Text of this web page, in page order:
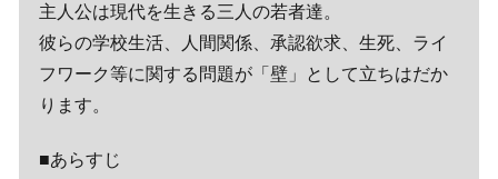
主人公は現代を生きる三人の若者達。
彼らの学校生活、人間関係、承認欲求、生死、ライ
フワーク等に関する問題が「壁」として立ちはだか
ります。
■あらすじ